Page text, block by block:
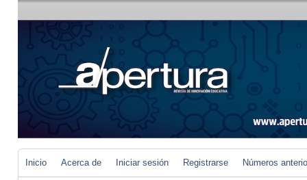
Inicio Acerca de Iniciar sesión Registrarse Números